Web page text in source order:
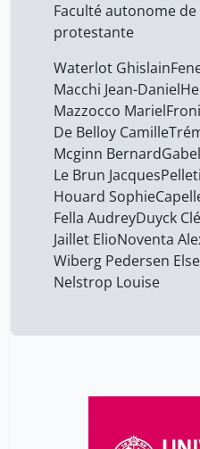
Faculté autonome
protestante
Waterlot Ghislain
Macchi Jean-Daniel
Mazzocco Mariel
De Belloy Camille
Mcginn Bernard
Le Brun Jacques
Houard Sophie
Fella AudreyDuyck
Jaillet ElioNoventa
Wiberg Pedersen
Nelstrop Louise